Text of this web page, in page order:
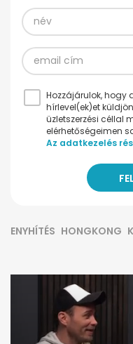
Hozzájárulok, hogy
hírlevel(ek)et
üzletszerzési céllal
elérhetőségeimen
Az adatkezelés
ENYHÍTÉS HONGKONG